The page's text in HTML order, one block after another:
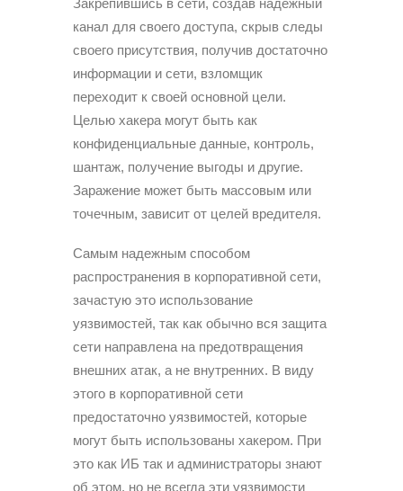
Закрепившись в сети, создав надежный
канал для своего доступа, скрыв следы
своего присутствия, получив достаточно
информации и сети, взломщик
переходит к своей основной цели.
Целью хакера могут быть как
конфиденциальные данные, контроль,
шантаж, получение выгоды и другие.
Заражение может быть массовым или
точечным, зависит от целей вредителя.
Самым надежным способом
распространения в корпоративной сети,
зачастую это использование
уязвимостей, так как обычно вся защита
сети направлена на предотвращения
внешних атак, а не внутренних. В виду
этого в корпоративной сети
предостаточно уязвимостей, которые
могут быть использованы хакером. При
это как ИБ так и администраторы знают
об этом, но не всегда эти уязвимости